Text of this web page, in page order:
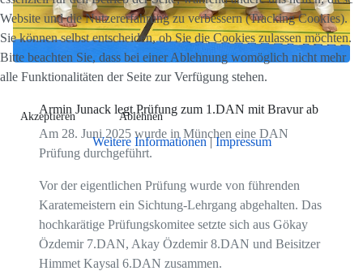
Armin Junack legt Prüfung zum 1.DAN mit Bravur ab
Am 28. Juni 2025 wurde in München eine DAN
Prüfung durchgeführt.
Vor der eigentlichen Prüfung wurde von führenden
Karatemeistern ein Sichtung-Lehrgang abgehalten. Das
hochkarätige Prüfungskomitee setzte sich aus Gökay
Özdemir 7.DAN, Akay Özdemir 8.DAN und Beisitzer
Himmet Kaysal 6.DAN zusammen.
Website und die Nutzererfahrung zu verbessern (Tracking Cookies).
Sie können selbst entscheiden, ob Sie die Cookies zulassen möchten.
Bitte beachten Sie, dass bei einer Ablehnung womöglich nicht mehr
alle Funktionalitäten der Seite zur Verfügung stehen.
Akzeptieren Ablehnen
Weitere Informationen|Impressum